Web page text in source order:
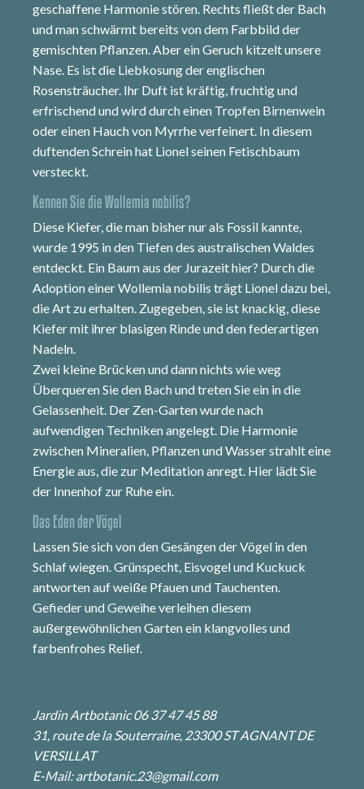
geschaffene Harmonie stören. Rechts fließt der Bach
und man schwärmt bereits von dem Farbbild der
gemischten Pflanzen. Aber ein Geruch kitzelt unsere
Nase. Es ist die Liebkosung der englischen
Rosensträucher. Ihr Duft ist kräftig, fruchtig und
erfrischend und wird durch einen Tropfen Birnenwein
oder einen Hauch von Myrrhe verfeinert. In diesem
duftenden Schrein hat Lionel seinen Fetischbaum
versteckt.
Kennen Sie die Wollemia nobilis?
Diese Kiefer, die man bisher nur als Fossil kannte,
wurde 1995 in den Tiefen des australischen Waldes
entdeckt. Ein Baum aus der Jurazeit hier? Durch die
Adoption einer Wollemia nobilis trägt Lionel dazu bei,
die Art zu erhalten. Zugegeben, sie ist knackig, diese
Kiefer mit ihrer blasigen Rinde und den federartigen
Nadeln.
Zwei kleine Brücken und dann nichts wie weg
Überqueren Sie den Bach und treten Sie ein in die
Gelassenheit. Der Zen-Garten wurde nach
aufwendigen Techniken angelegt. Die Harmonie
zwischen Mineralien, Pflanzen und Wasser strahlt eine
Energie aus, die zur Meditation anregt. Hier lädt Sie
der Innenhof zur Ruhe ein.
Das Eden der Vögel
Lassen Sie sich von den Gesängen der Vögel in den
Schlaf wiegen. Grünspecht, Eisvogel und Kuckuck
antworten auf weiße Pfauen und Tauchenten.
Gefieder und Geweihe verleihen diesem
außergewöhnlichen Garten ein klangvolles und
farbenfrohes Relief.
Jardin Artbotanic 06 37 47 45 88
31, route de la Souterraine, 23300 ST AGNANT DE
VERSILLAT
E-Mail:artbotanic.23@gmail.com